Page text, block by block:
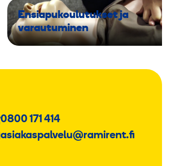
Ensiapukoulutukset ja
varautuminen
0800 171 414
asiakaspalvelu@ramirent.fi